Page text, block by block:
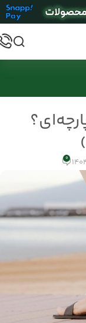
0